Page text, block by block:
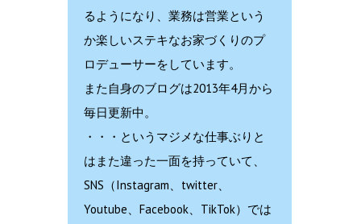
るようになり、業務は営業という
か楽しいステキなお家づくりのプ
ロデューサーをしています。
また自身のブログは2013年4月から
毎日更新中。
・・・というマジメな仕事ぶりと
はまた違った一面を持っていて、
SNS（Instagram、twitter、
Youtube、Facebook、TikTok）では